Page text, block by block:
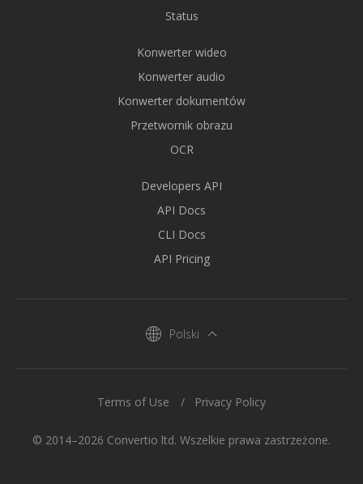
Status
Konwerter wideo
Konwerter audio
Konwerter dokumentów
Przetwornik obrazu
OCR
Developers API
API Docs
CLI Docs
API Pricing
Polski
© 2014–2026 Convertio ltd. Wszelkie prawa zastrzeżone.
Terms of Use Privacy Policy